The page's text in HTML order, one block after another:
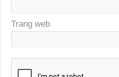
Trang web